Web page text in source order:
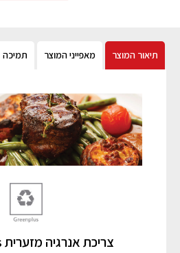
תיאור המוצר מאפייני המוצר תמיכה
צריכת אנרגיה מזערית Greenplus